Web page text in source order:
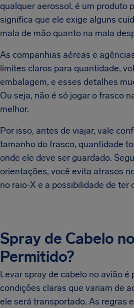
qualquer aerossol, é um produto
significa que ele exige alguns
mala de mão quanto na mala
As companhias aéreas e
limites claros para quantidade,
embalagem, e esses detalhes
Ou seja, não é só jogar o frasco
melhor.
Por isso, antes de viajar, vale
tamanho do frasco, quantidade
onde ele deve ser guardado.
orientações, você evita atrasos
no raio-X e a possibilidade de ter
Spray de Cabelo
Permitido?
Levar spray de cabelo no avião é
condições claras que variam de
ele será transportado. As regras